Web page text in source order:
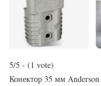
5/5 - (1 vote)
Конектор 35 мм Anderson